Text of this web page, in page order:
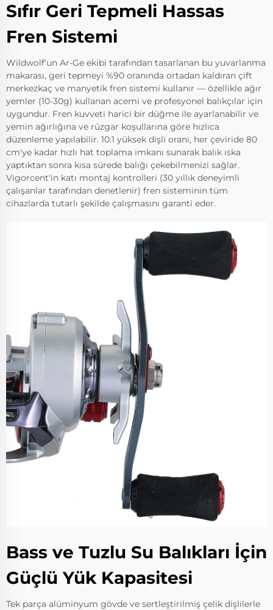
Sıfır Geri Tepmeli Hassas
Fren Sistemi
Wildwolf'un Ar-Ge ekibi tarafından tasarlanan bu yuvarlanma
makarası, geri tepmeyi %90 oranında ortadan kaldıran çift
merkezkaç ve manyetik fren sistemi kullanır — özellikle ağır
yemler (10-30g) kullanan acemi ve profesyonel balıkçılar için
uygundur. Fren kuvveti harici bir düğme ile ayarlanabilir ve
yemin ağırlığına ve rüzgar koşullarına göre hızlıca
düzenleme yapılabilir. 10:1 yüksek dişli oranı, her çeviride 80
cm'ye kadar hızlı hat toplama imkanı sunarak balık ıska
yaptıktan sonra kısa sürede balığı çekebilmenizi sağlar.
Vigorcent'in katı montaj kontrolleri (30 yıllık deneyimli
çalışanlar tarafından denetlenir) fren sisteminin tüm
cihazlarda tutarlı şekilde çalışmasını garanti eder.
Bass ve Tuzlu Su Balıkları İçin
Güçlü Yük Kapasitesi
Tek parça alüminyum gövde ve sertleştirilmiş çelik dişlilerle